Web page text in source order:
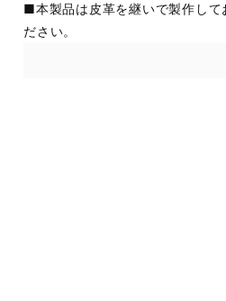
■本製品は皮革を継いで製作して
ださい。